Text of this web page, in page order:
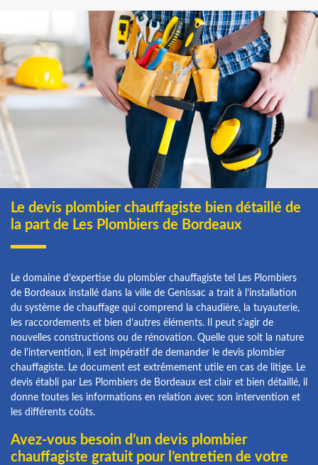
Le devis plombier chauffagiste bien détaillé de
la part de Les Plombiers de Bordeaux
Le domaine d’expertise du plombier chauffagiste tel Les Plombiers
de Bordeaux installé dans la ville de Genissac a trait à l’installation
du système de chauffage qui comprend la chaudière, la tuyauterie,
les raccordements et bien d’autres éléments. Il peut s’agir de
nouvelles constructions ou de rénovation. Quelle que soit la nature
de l’intervention, il est impératif de demander le devis plombier
chauffagiste. Le document est extrêmement utile en cas de litige. Le
devis établi par Les Plombiers de Bordeaux est clair et bien détaillé, il
donne toutes les informations en relation avec son intervention et
les différents coûts.
Avez-vous besoin d’un devis plombier
chauffagiste gratuit pour l’entretien de votre